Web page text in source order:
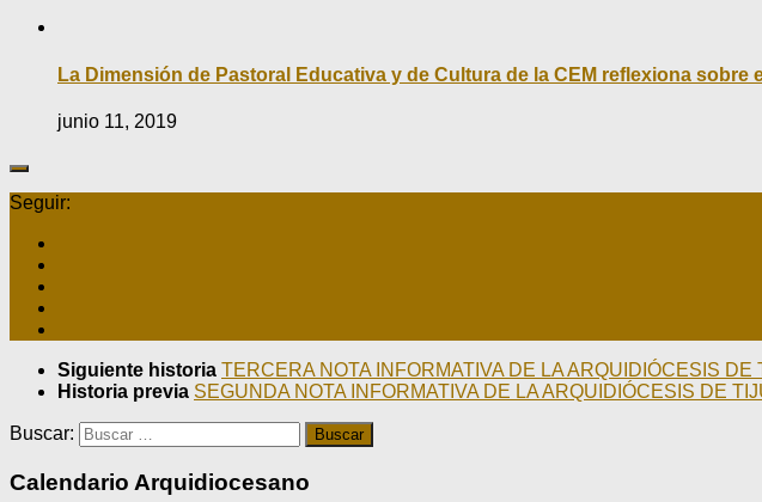
La Dimensión de Pastoral Educativa y de Cultura de la CEM reflexiona sobre
junio 11, 2019
Seguir:
Siguiente historia TERCERA NOTA INFORMATIVA DE LA ARQUIDIÓCESIS
Historia previa SEGUNDA NOTA INFORMATIVA DE LA ARQUIDIÓCESIS DE
Buscar:
Calendario Arquidiocesano